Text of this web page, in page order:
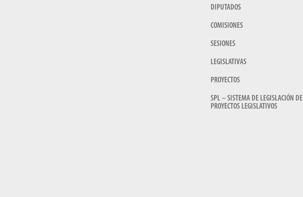
DIPUTADOS
COMISIONES
SESIONES
LEGISLATIVAS
PROYECTOS
SPL – SISTEMA DE LEGISLACIÓN DE
PROYECTOS LEGISLATIVOS